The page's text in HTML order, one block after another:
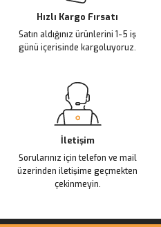
Ürün fiyatı diğer sitelerden daha
Bu ürüne benzer farklı alternatifler
Hızlı Kargo Fırsatı
Satın aldığınız ürünlerini 1-5 iş
günü içerisinde kargoluyoruz.
İletişim
Sorularınız için telefon ve mail
üzerinden iletişime geçmekten
çekinmeyin.